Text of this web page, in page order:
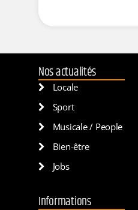
Nos actualités
Locale
Sport
Musicale / People
Bien-être
Jobs
Informations